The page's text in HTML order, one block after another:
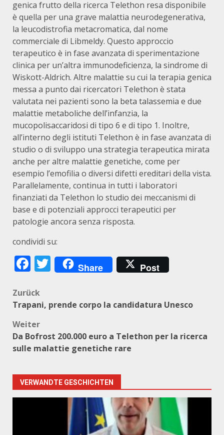
genica frutto della ricerca Telethon resa disponibile
è quella per una grave malattia neurodegenerativa,
la leucodistrofia metacromatica, dal nome
commerciale di Libmeldy. Questo approccio
terapeutico è in fase avanzata di sperimentazione
clinica per un’altra immunodeficienza, la sindrome di
Wiskott-Aldrich. Altre malattie su cui la terapia genica
messa a punto dai ricercatori Telethon è stata
valutata nei pazienti sono la beta talassemia e due
malattie metaboliche dell’infanzia, la
mucopolisaccaridosi di tipo 6 e di tipo 1. Inoltre,
all’interno degli istituti Telethon è in fase avanzata di
studio o di sviluppo una strategia terapeutica mirata
anche per altre malattie genetiche, come per
esempio l’emofilia o diversi difetti ereditari della vista.
Parallelamente, continua in tutti i laboratori
finanziati da Telethon lo studio dei meccanismi di
base e di potenziali approcci terapeutici per
patologie ancora senza risposta.
condividi su:
Facebook
Twitter
Share Post
Beitragsnavigation
Zurück
Trapani, prende corpo la candidatura Unesco
Weiter
Da Bofrost 200.000 euro a Telethon per la ricerca
sulle malattie genetiche rare
VERWANDTE GESCHICHTEN